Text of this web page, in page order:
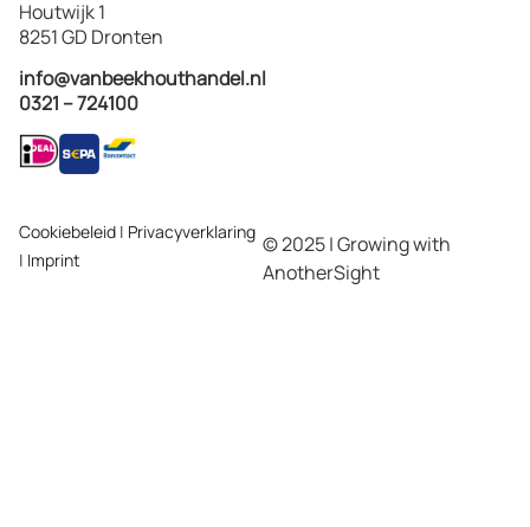
Houtwijk 1
8251 GD Dronten
info@vanbeekhouthandel.nl
0321 – 724100
© 2025 | Growing with
AnotherSight
Cookiebeleid | Privacyverklaring
| Imprint